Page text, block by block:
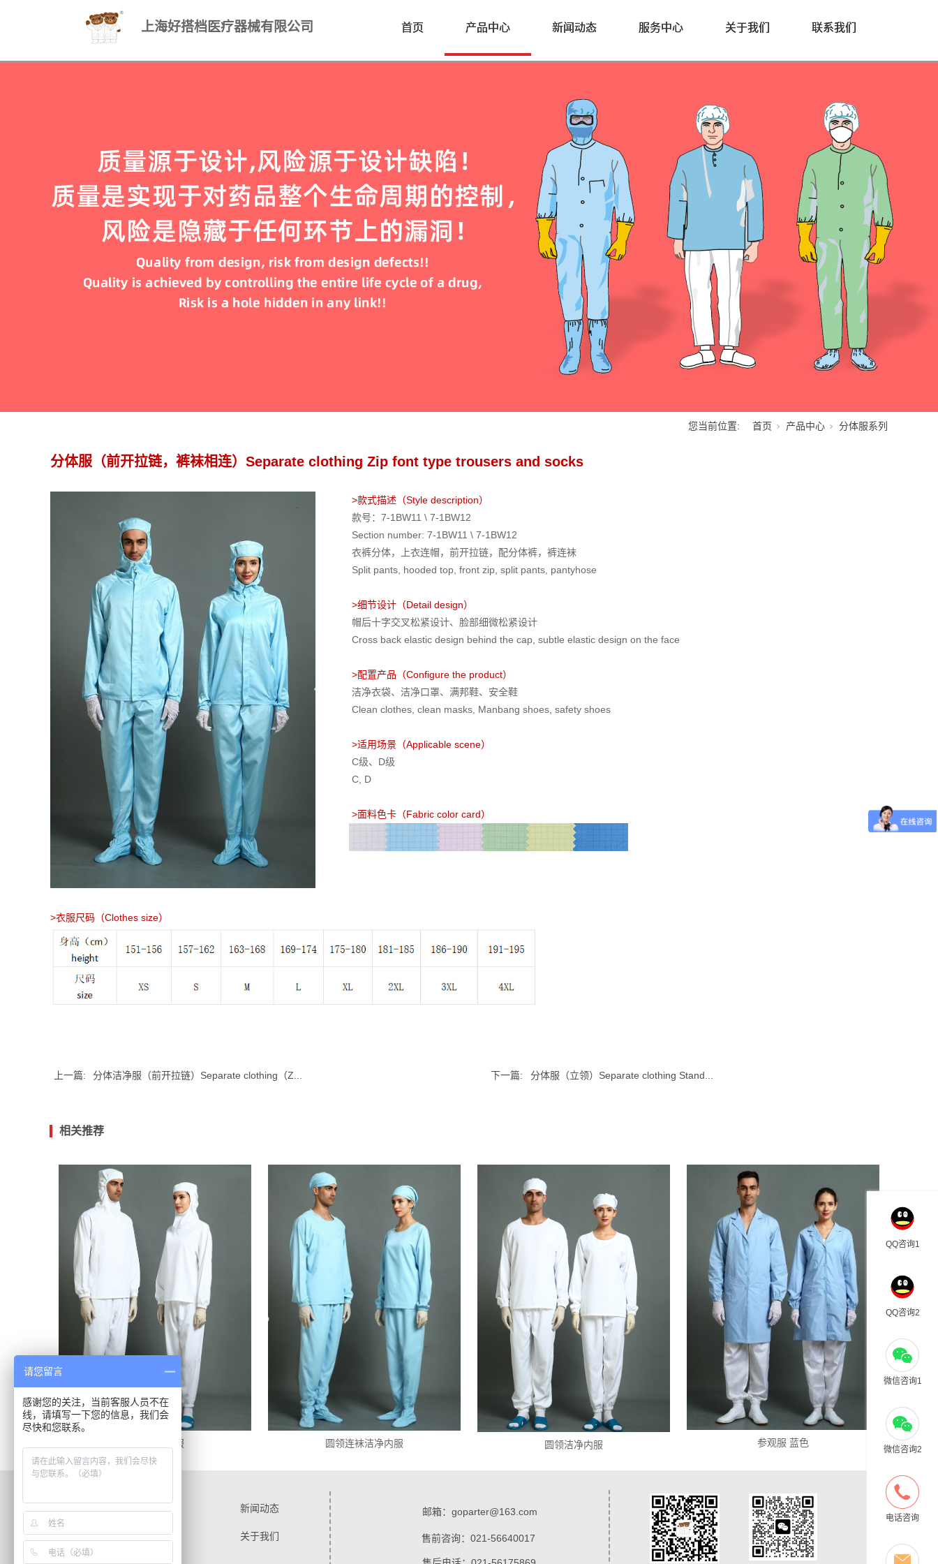
上海好搭档医疗器械有限公司 首页 产品中心 新闻动态 服务中心 关于我们 联系我们
您当前位置: 首页 产品中心 分体服系列
分体服（前开拉链，裤袜相连）Separate clothing Zip font type trousers and socks
>款式描述（Style description）
款号：7-1BW11 \ 7-1BW12
Section number: 7-1BW11 \ 7-1BW12
衣裤分体，上衣连帽，前开拉链，配分体裤，裤连袜
Split pants, hooded top, front zip, split pants, pantyhose
>细节设计（Detail design）
帽后十字交叉松紧设计、脸部细微松紧设计
Cross back elastic design behind the cap, subtle elastic design on the face
>配置产品（Configure the product）
洁净衣袋、洁净口罩、满邦鞋、安全鞋
Clean clothes, clean masks, Manbang shoes, safety shoes
>适用场景（Applicable scene）
C级、D级
C, D
>面料色卡（Fabric color card）
>衣服尺码（Clothes size）
上一篇: 分体洁净服（前开拉链）Separate clothing（Z... 下一篇: 分体服（立领）Separate clothing Stand...
相关推荐
连帽洁净内服 圆领连袜洁净内服 圆领洁净内服 参观服 蓝色
新闻动态
服务中心 关于我们 售前咨询：021-56640017
邮箱：goparter@163.com
QQ咨询1
QQ咨询2
微信咨询1
微信咨询2
电话咨询
请您留言
感谢您的关注，当前客服人员不在
线，请填写一下您的信息，我们会
尽快和您联系。